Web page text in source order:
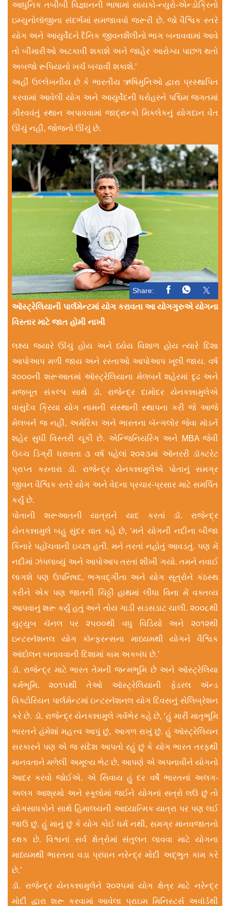
આધુનિક તબીબી વિજ્ઞાનની ભાષામાં સાયકો-ન્યુરો-એન્ડોક્રિનો
ઇમ્યુનોલૉજીના સંદર્ભમાં સમજાવવો જરૂરી છે. જો વૈશ્વિક સ્તરે
યોગ અને આયુર્વેદને દૈનિક જીવનશૈલીનો ભાગ બનાવવામાં આવે
તો બીમારીઓ અટકાવી શકાશે અને જાહેર આરોગ્ય પાછળ થતો
અબજો રૂપિયાનો ખર્ચ બચાવી શકાશે.’
અહીં ઉલ્લેખનીય છે કે ભારતીય ઋષિમુનિઓ દ્વારા પ્રસ્થાપિત
કરવામાં આવેલી યોગ અને આયુર્વેદની ધરોહરને પશ્ચિમ જગતમાં
ગૌરવવંતું સ્થાન અપાવવામાં જાદ્રાન્કો મિકલેકનું યોગદાન વેંત
ઊંચું નહીં, જોજનો ઊંચું છે.
Share:
ઑસ્ટ્રેલિયાની પાર્લમેન્ટમાં યોગ કરાવતા આ યોગગુરુએ યોગના
વિસ્તાર માટે જાત હોમી નાખી
લક્ષ્ય જ્યારે ઊંચું હોય અને ધ્યેય વિશાળ હોય ત્યારે દિશા
આપોઆપ મળી જાય અને રસ્તાઓ આપોઆપ ખૂલી જાય. વર્ષ
૨૦૦૦ની શરૂઆતમાં ઑસ્ટ્રેલિયાના મેલબર્ન શહેરમાં દૃઢ અને
મજબૂત સંકલ્પ સાથે ડૉ. રાજેન્દ્ર દામોદર યેનકન્નામુલેએ
વાસુદેવ ક્રિયા યોગ નામની સંસ્થાની સ્થાપના કરી જે આજે
મેલબર્ન જ નહીં, અમેરિકા અને ભારતના બૅન્ગલોર જેવા મૉડર્ન
શહેર સુધી વિસ્તરી ચૂકી છે. એન્જિનિયરિંગ અને MBA જેવી
ઉચ્ચ ડિગ્રી ધરાવતા ૩ વર્ષ પહેલાં ૨૦૨૩માં ઑનરરી ડૉક્ટરેટ
પ્રાપ્ત કરનારા ડૉ. રાજેન્દ્ર યેનકન્નામુલેએ પોતાનું સમગ્ર
જીવન વૈશ્વિક સ્તરે યોગ અને વેદના પ્રચાર-પ્રસાર માટે સમર્પિત
કર્યું છે.
પોતાની શરૂઆતની યાત્રાને યાદ કરતાં ડૉ. રાજેન્દ્ર
યેનકન્નામુલે બહુ સુંદર વાત કહે છે, ‘મને યોગની નદીના બીજા
કિનારે પહોંચવાની ઇચ્છા હતી. મને તરતાં નહોતું આવડતું. પણ મેં
નદીમાં ઝંપલાવ્યું અને આપોઆપ તરતાં શીખી ગયો. તમને નવાઈ
લાગશે પણ ઉપનિષદ, ભગવદ્ગીતા અને યોગ સૂત્રોને કંઠસ્થ
કરીને એક પણ જાતની ચિઠ્ઠી હાથમાં લીધા વિના મેં વક્તવ્ય
આપવાનું શરૂ કર્યું હતું અને તોય ગાડી સડસડાટ ચાલી. ૨૦૦૮થી
યુટ્યુબ ચૅનલ પર ૨૫૦૦થી વધુ વિડિયો અને ૨૦૧૨થી
ઇન્ટરનૅશનલ યોગ કૉન્ફરન્સના માધ્યમથી યોગને વૈશ્વિક
આંદોલન બનાવવાની દિશામાં કામ અકબંધ છે.’
ડૉ. રાજેન્દ્ર માટે ભારત તેમની જન્મભૂમિ છે અને ઑસ્ટ્રેલિયા
કર્મભૂમિ. ૨૦૧૫થી તેઓ ઑસ્ટ્રેલિયાની ફેડરલ ઍન્ડ
વિક્ટોરિયન પાર્લમેન્ટમાં ઇન્ટરનૅશનલ યોગ દિવસનું સેલિબ્રેશન
કરે છે. ડૉ. રાજેન્દ્ર યેનકન્નામુલે ગર્વભેર કહે છે, ‘હું મારી માતૃભૂમિ
ભારતને હંમેશાં મહત્ત્વ આપું છું, આગળ રાખું છું. હું ઑસ્ટ્રેલિયન
સરકારને પણ એ જ સંદેશ આપતો રહું છું કે યોગ ભારત તરફથી
માનવતાને મળેલી અમૂલ્ય ભેટ છે, આપણે એ અપનાવીને યોગનો
આદર કરવો જોઈએ. એ સિવાય હું દર વર્ષે ભારતનાં અલગ-
અલગ આશ્રમો અને સ્કૂલોમાં જઈને યોગનાં સત્રો લઉં છું તો
યોગસાધકોને સાથે હિમાલયની આધ્યાત્મિક યાત્રા પર પણ લઈ
જાઉં છું. હું માનું છું કે યોગ કોઈ ધર્મ નથી, સમગ્ર માનવજાતનો
રક્ષક છે. વિશ્વનાં સર્વ ક્ષેત્રોમાં સંતુલન લાવવા માટે યોગના
માધ્યમથી ભારતના વડા પ્રધાન નરેન્દ્ર મોદી અદ્ભુત કામ કરે
છે.’
ડૉ. રાજેન્દ્ર યેનકન્નામુલેને ૨૦૨૫માં યોગ ક્ષેત્ર માટે નરેન્દ્ર
મોદી દ્વારા શરૂ કરવામાં આવેલા પ્રાઇમ મિનિસ્ટર્સ અવૉર્ડથી